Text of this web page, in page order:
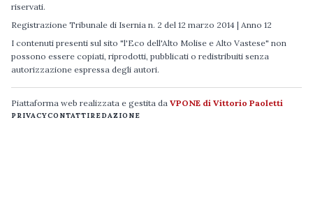
riservati.
Registrazione Tribunale di Isernia n. 2 del 12 marzo 2014 | Anno 12
I contenuti presenti sul sito "l'Eco dell'Alto Molise e Alto Vastese" non
possono essere copiati, riprodotti, pubblicati o redistribuiti senza
autorizzazione espressa degli autori.
Piattaforma web realizzata e gestita da VPONE di Vittorio Paoletti
PRIVACYCONTATTIREDAZIONE